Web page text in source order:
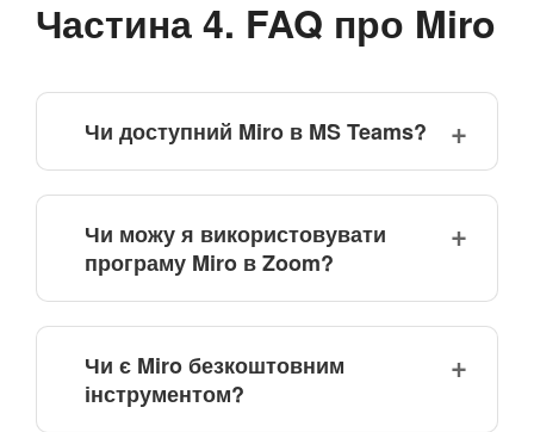
Частина 4. FAQ про Miro
Чи доступний Miro в MS Teams?
Чи можу я використовувати
програму Miro в Zoom?
Чи є Miro безкоштовним
інструментом?